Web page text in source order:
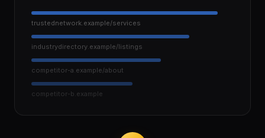
trustednetwork.example/services
industrydirectory.example/listings
competitor-a.example/about
competitor-b.example